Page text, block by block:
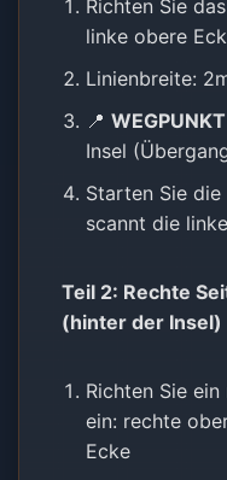
Richten Sie
linke obere
Linienbreite:
📍
Insel
Starten Sie
scannt die
Teil 2: Rechte
(hinter der Insel)
Richten Sie
ein: rechte
Ecke